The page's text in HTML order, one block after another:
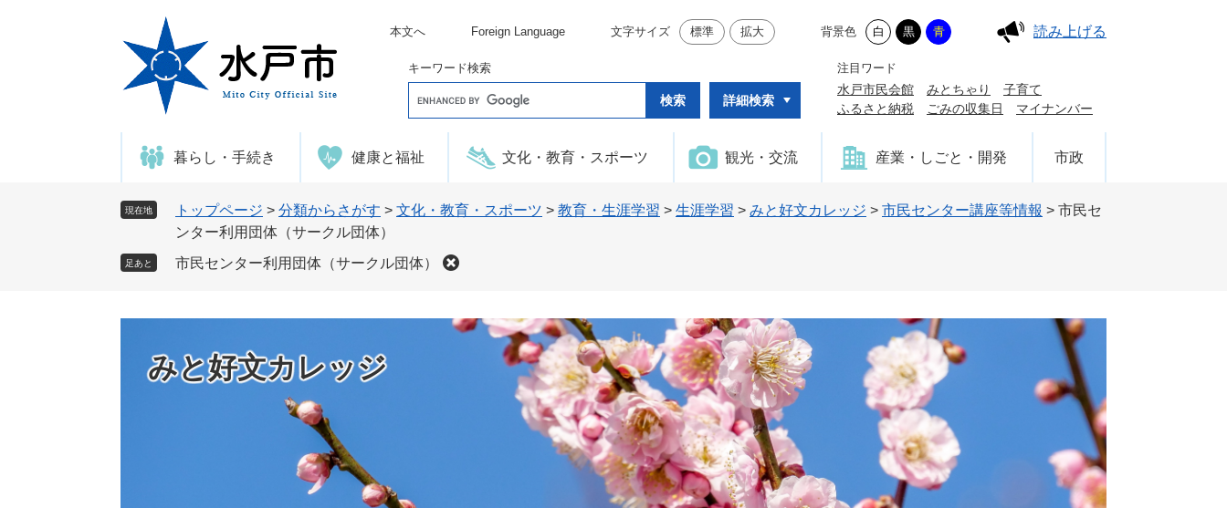
本文へ Foreign Language 文字サイズ 標準 拡大 背景色 白 黒 青 読み上げる
キーワード検索
o
e
タ
ム
詳細検索
注目ワード
水戸市民会館 みとちゃり
子育て
ふるさと納税
ごみの収集日 マイナンバー
暮らし・手続き 健康と福祉 文化・教育・スポーツ 観光・交流 産業・しごと・開発 市政
現在地 トップページ > 分類からさがす > 文化・教育・スポーツ > 教育・生涯学習 > 生涯学習 > みと好文カレッジ > 市民センター講座等情報 > 市民セ
ンター利用団体（サークル団体）
足あと 市民センター利用団体（サークル団体）
みと好文カレッジ